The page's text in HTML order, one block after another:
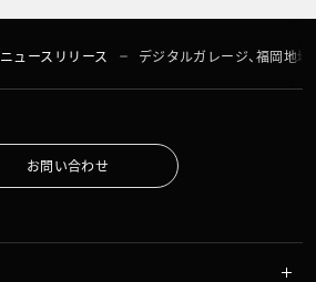
ニュースリリース デジタルガレージ、福岡地
お問 い合わせ